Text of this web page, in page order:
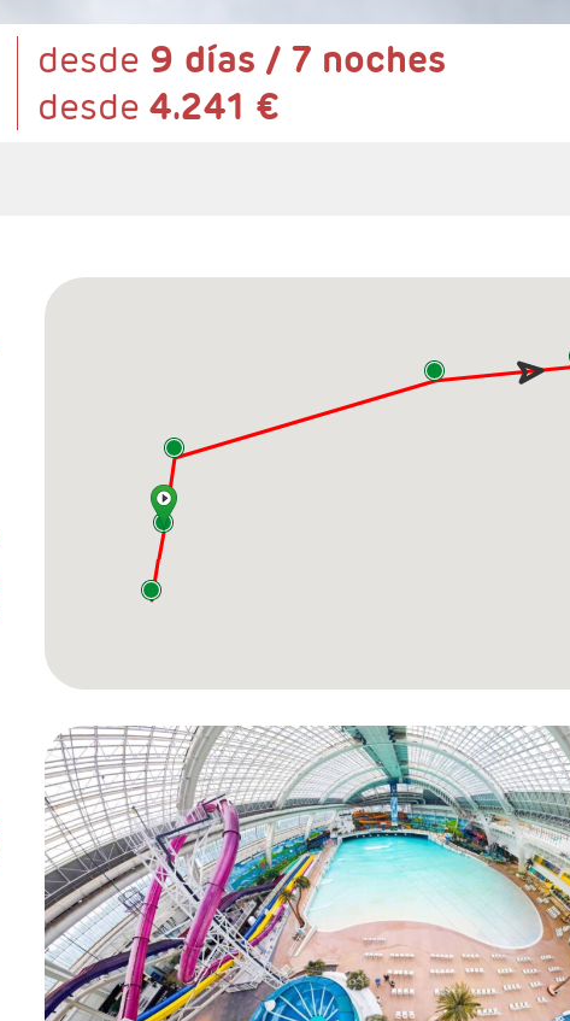
desde 9 días / 7 noches
desde 4.241 €